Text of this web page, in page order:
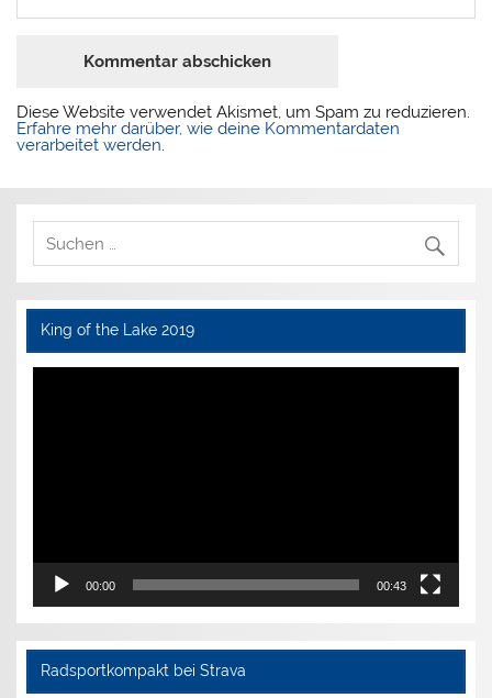
Diese Website verwendet Akismet, um Spam zu reduzieren.
Erfahre mehr darüber, wie deine Kommentardaten
verarbeitet werden.
King of the Lake 2019
00:00 00:43
Radsportkompakt bei Strava